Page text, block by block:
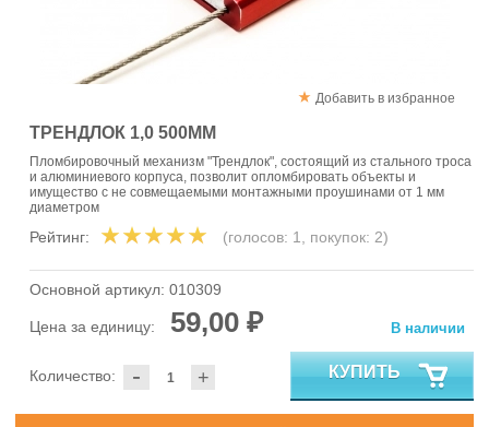
Добавить в избранное
ТРЕНДЛОК 1,0 500ММ
Пломбировочный механизм "Трендлок", состоящий из стального троса
и алюминиевого корпуса, позволит опломбировать объекты и
имущество с не совмещаемыми монтажными проушинами от 1 мм
диаметром
Рейтинг: (голосов: 1, покупок: 2)
Основной артикул: 010309
Цена за единицу: 59,00 ₽
- +
Количество:
В наличии
КУПИТЬ